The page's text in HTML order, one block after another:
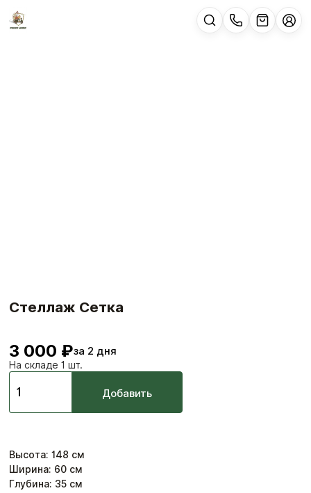
Стеллаж Сетка
3 000 ₽за 2 дня
На складе 1 шт.
Добавить
Высота: 148 см
Ширина: 60 см
Глубина: 35 см